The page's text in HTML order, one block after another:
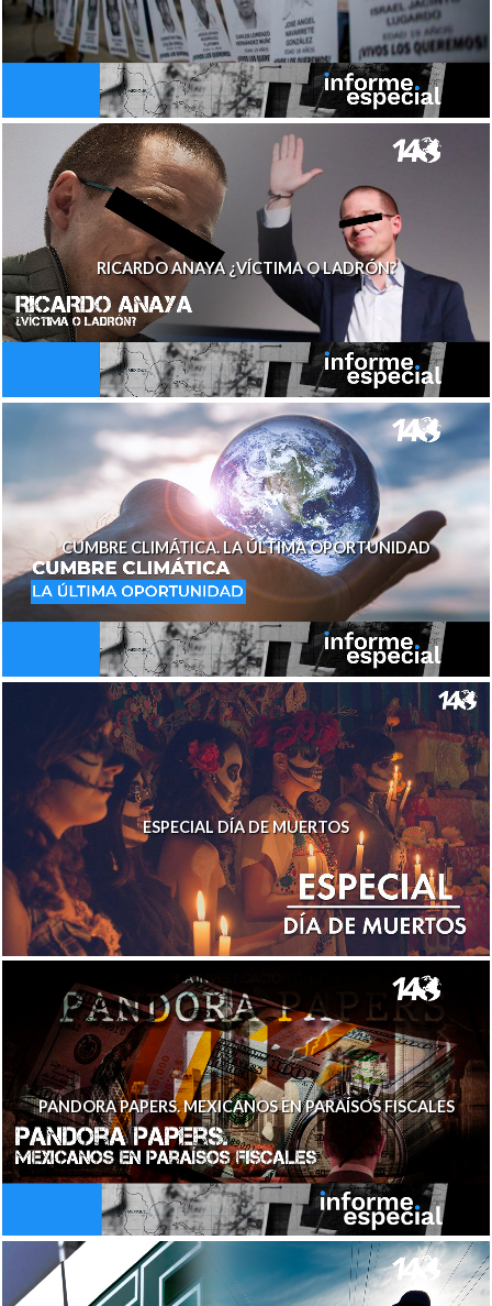
RICARDO ANAYA ¿VÍCTIMA O LADRÓN?
CUMBRE CLIMÁTICA. LA ÚLTIMA OPORTUNIDAD
ESPECIAL DÍA DE MUERTOS
PANDORA PAPERS. MEXICANOS EN PARAÍSOS FISCALES